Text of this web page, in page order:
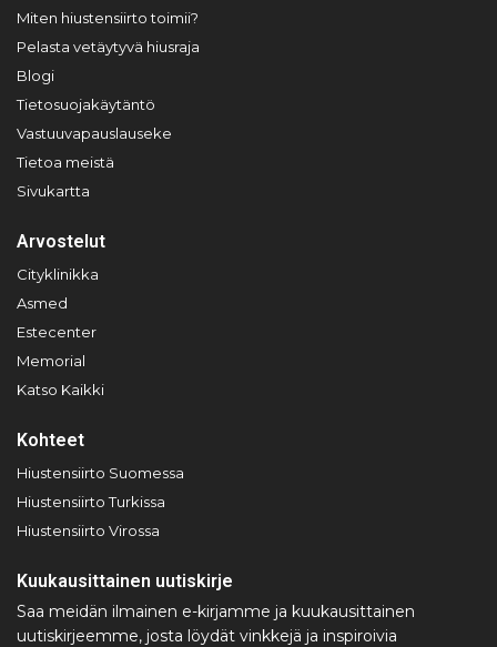
Miten hiustensiirto toimii?
Pelasta vetäytyvä hiusraja
Blogi
Tietosuojakäytäntö
Vastuuvapauslauseke
Tietoa meistä
Sivukartta
Arvostelut
Cityklinikka
Asmed
Estecenter
Memorial
Katso Kaikki
Kohteet
Hiustensiirto Suomessa
Hiustensiirto Turkissa
Hiustensiirto Virossa
Kuukausittainen uutiskirje
Saa meidän ilmainen e-kirjamme ja kuukausittainen
uutiskirjeemme, josta löydät vinkkejä ja inspiroivia